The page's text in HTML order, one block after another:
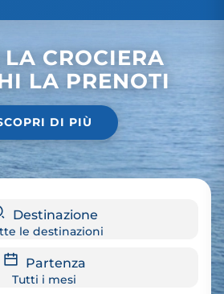
CROCIERA
LA PRENOTI
DI PIÙ
Destinazione
le destinazioni
Partenza
Tutti i mesi